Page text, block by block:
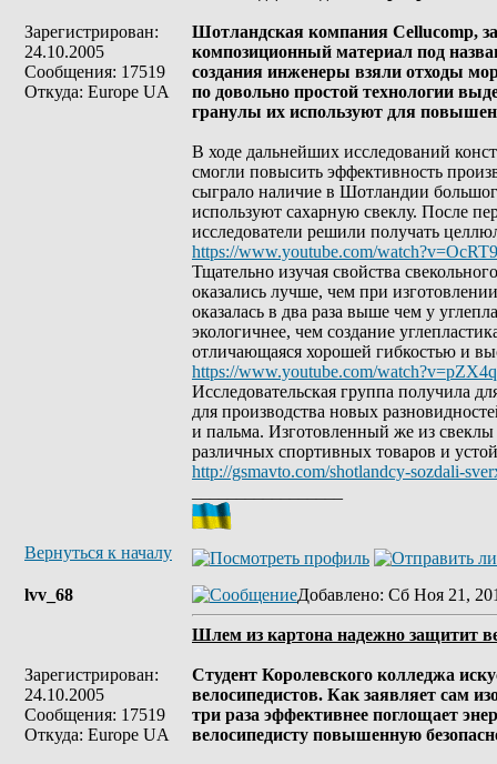
Зарегистрирован:
24.10.2005
Сообщения: 17519
Откуда: Europe UA
Шотландская компания Cellucomp,
композиционный материал под
создания инженеры взяли отходы
по довольно простой технологии
гранулы их используют для
В ходе дальнейших исследований
смогли повысить эффективность
сыграло наличие в Шотландии
используют сахарную свеклу. После
исследователи решили получать
https://www.youtube.com/
Тщательно изучая свойства
оказались лучше, чем при
оказалась в два раза выше чем у
экологичнее, чем создание
отличающаяся хорошей гибкостью и
https://www.youtube.com/
Исследовательская группа получила
для производства новых
и пальма. Изготовленный же из
различных спортивных товаров и
http://gsmavto.com/shotlandcy-sozdali-
Вернуться к началу
lvv_68
Зарегистрирован:
24.10.2005
Сообщения: 17519
Откуда: Europe UA
Добавлено: Сб Ноя 21,
Шлем из картона надежно защитит
Студент Королевского колледжа
велосипедистов. Как заявляет сам
три раза эффективнее поглощает
велосипедисту повышенную